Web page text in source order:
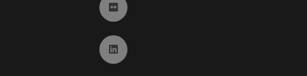
Ir a Flickr (abre en ventana nueva)
Ir a Linkedin (abre en ventana nueva)